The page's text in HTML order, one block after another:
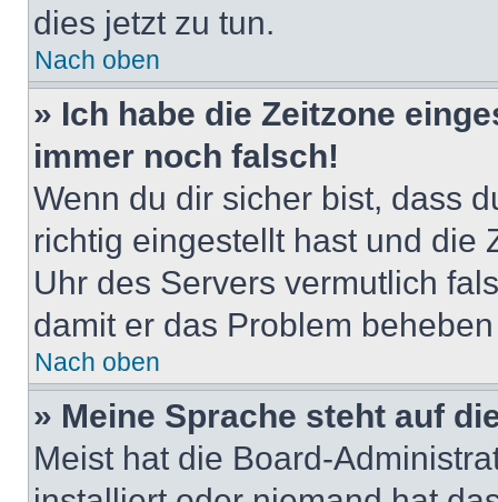
dies jetzt zu tun.
Nach oben
» Ich habe die Zeitzone
immer noch falsch!
Wenn du dir sicher bist, dass
richtig eingestellt hast und die
Uhr des Servers vermutlich
damit er das Problem
Nach oben
» Meine Sprache steht auf
Meist hat die Board-